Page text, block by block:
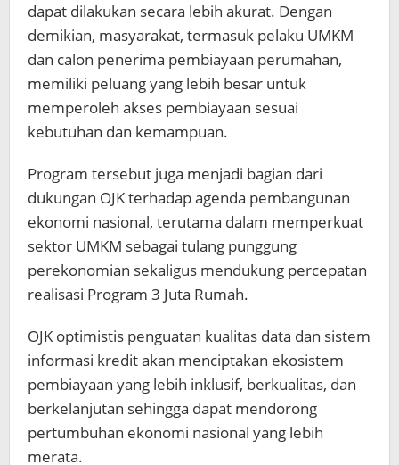
dapat dilakukan secara lebih akurat. Dengan
demikian, masyarakat, termasuk pelaku UMKM
dan calon penerima pembiayaan perumahan,
memiliki peluang yang lebih besar untuk
memperoleh akses pembiayaan sesuai
kebutuhan dan kemampuan.
Program tersebut juga menjadi bagian dari
dukungan OJK terhadap agenda pembangunan
ekonomi nasional, terutama dalam memperkuat
sektor UMKM sebagai tulang punggung
perekonomian sekaligus mendukung percepatan
realisasi Program 3 Juta Rumah.
OJK optimistis penguatan kualitas data dan sistem
informasi kredit akan menciptakan ekosistem
pembiayaan yang lebih inklusif, berkualitas, dan
berkelanjutan sehingga dapat mendorong
pertumbuhan ekonomi nasional yang lebih
merata.